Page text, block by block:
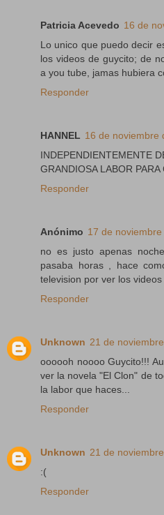
Patricia Acevedo 16 de
Lo unico que puedo decir
los videos de guycito; de
a you tube, jamas hubiera
Responder
HANNEL 16 de noviembre
INDEPENDIENTEMENTE
GRANDIOSA LABOR
Responder
Anónimo 17 de
no es justo apenas
pasaba horas , hace
television por ver los
Responder
Unknown 21 de
oooooh noooo Guycito!!!
ver la novela "El Clon" de
la labor que haces...
Responder
Unknown 21 de
:(
Responder